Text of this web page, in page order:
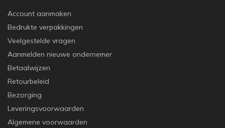
Account aanmaken
Bedrukte verpakkingen
Veelgestelde vragen
Aanmelden nieuwe ondernemer
Betaalwijzen
Retourbeleid
Bezorging
Leveringsvoorwaarden
Algemene voorwaarden